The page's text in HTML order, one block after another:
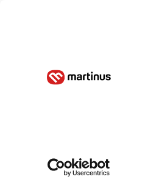
O nás
Zelený Martinus
Nerobíme rozdiely